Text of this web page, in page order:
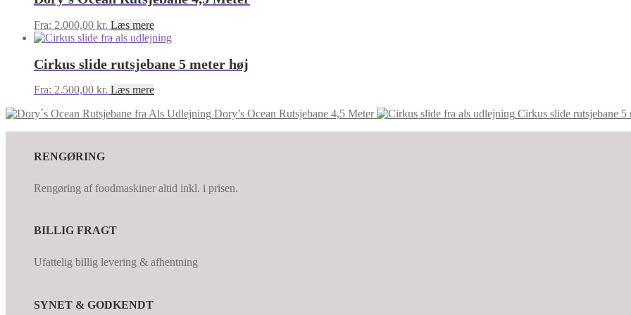
Fra: 2.000,00 kr. Læs mere
Cirkus slide rutsjebane 5 meter høj
Fra: 2.500,00 kr. Læs mere
Dory’s Ocean Rutsjebane 4,5 Meter
Cirkus slide rutsjebane 5
RENGØRING
Rengøring af foodmaskiner altid inkl. i prisen.
BILLIG FRAGT
Ufattelig billig levering & afhentning
SYNET & GODKENDT